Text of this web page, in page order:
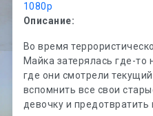
1080p
Описание:
Во время
Майка затерялась где-
где они смотрели
вспомнить все свои
девочку и предотвратить